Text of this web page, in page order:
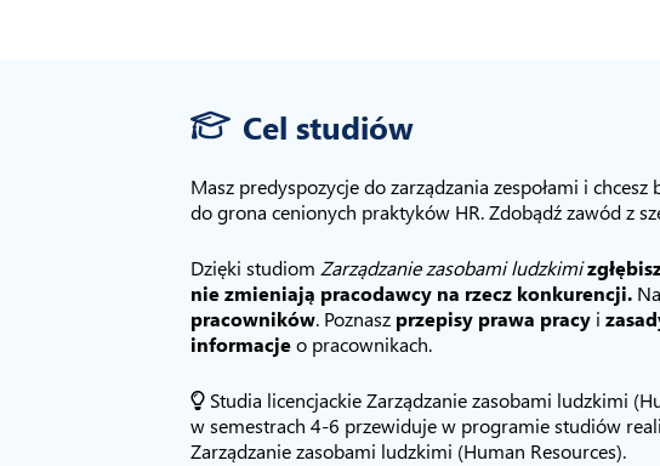
Cel studiów
Masz predyspozycje do zarządzania zespołami i
do grona cenionych praktyków HR. Zdobądź zawód z
Dzięki studiom Zarządzanie zasobami ludzkimi
nie zmieniają pracodawcy na rzecz konkurencji.
pracowników. Poznasz przepisy prawa pracy i
informacjeo pracownikach.
Studia licencjackie Zarządzanie zasobami ludzkimi
w semestrach 4-6 przewiduje w programie studiów
Zarządzanie zasobami ludzkimi (Human Resources).